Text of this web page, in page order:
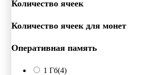
Количество ячеек
Количество ячеек для монет
Оперативная память
1 Гб(4)